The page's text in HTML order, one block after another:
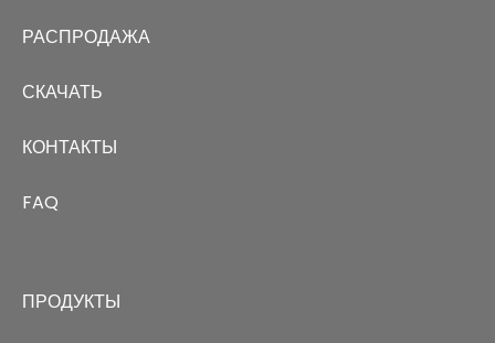
РАСПРОДАЖА
СКАЧАТЬ
КОНТАКТЫ
FAQ
ПРОДУКТЫ